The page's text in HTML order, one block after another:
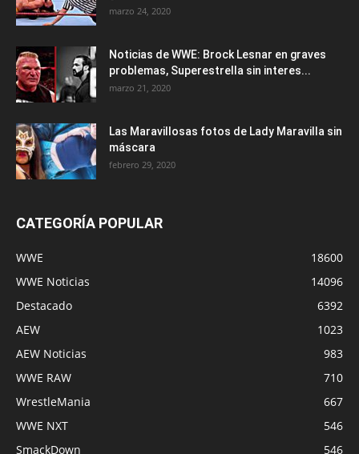
marzo 24, 2020
Noticias de WWE: Brock Lesnar en graves
problemas, Superestrella sin interes...
marzo 21, 2020
Las Maravillosas fotos de Lady Maravilla sin
máscara
febrero 29, 2020
CATEGORÍA POPULAR
WWE
18600
WWE Noticias
14096
Destacado
6392
AEW
1023
AEW Noticias
983
WWE RAW
710
WrestleMania
667
WWE NXT
546
SmackDown
546